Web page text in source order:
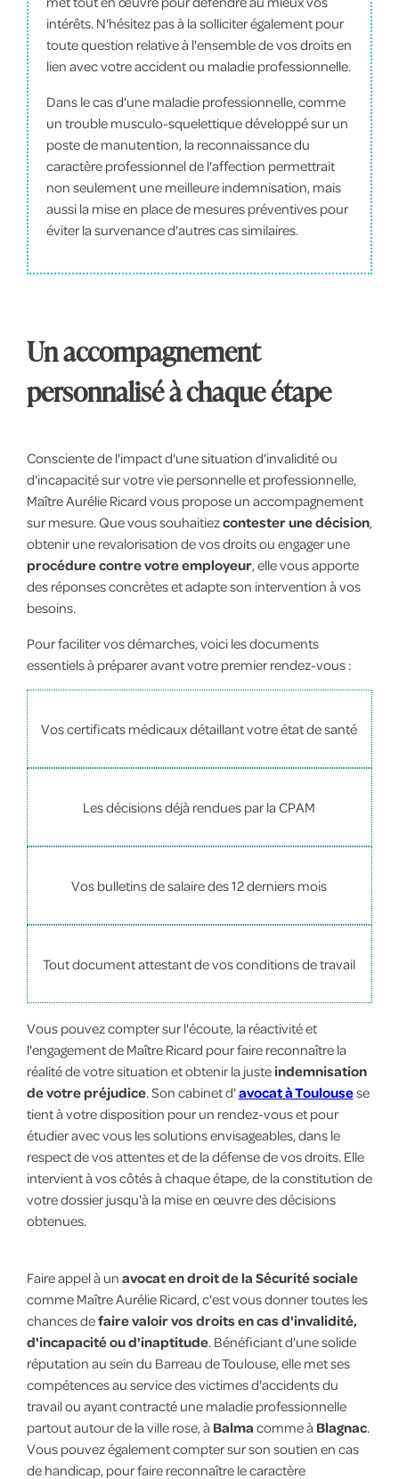
intérêts. N'hésitez pas à la solliciter également pour
toute question relative à l'ensemble de vos droits en
lien avec votre accident ou maladie professionnelle.
Dans le cas d'une maladie professionnelle, comme
un trouble musculo-squelettique développé sur un
poste de manutention, la reconnaissance du
caractère professionnel de l'affection permettrait
non seulement une meilleure indemnisation, mais
aussi la mise en place de mesures préventives pour
éviter la survenance d'autres cas similaires.
Un accompagnement
personnalisé à chaque étape
Consciente de l'impact d'une situation d'invalidité ou
d'incapacité sur votre vie personnelle et professionnelle,
Maître Aurélie Ricard vous propose un accompagnement
sur mesure. Que vous souhaitiezcontester une décision,
obtenir une revalorisation de vos droits ou engager une
procédure contre votre employeur, elle vous apporte
des réponses concrètes et adapte son intervention à vos
besoins.
Pour faciliter vos démarches, voici les documents
essentiels à préparer avant votre premier rendez-vous :
Vos certificats médicaux détaillant votre état de santé
Les décisions déjà rendues par la CPAM
Vos bulletins de salaire des 12 derniers mois
Tout document attestant de vos conditions de travail
Vous pouvez compter sur l'écoute, la réactivité et
l'engagement de Maître Ricard pour faire reconnaître la
réalité de votre situation et obtenir la juste indemnisation
de votre préjudice. Son cabinet d'avocat à Toulousese
tient à votre disposition pour un rendez-vous et pour
étudier avec vous les solutions envisageables, dans le
respect de vos attentes et de la défense de vos droits. Elle
intervient à vos côtés à chaque étape, de la constitution de
votre dossier jusqu'à la mise en œuvre des décisions
obtenues.
Faire appel à un avocat en droit de la Sécurité sociale
comme Maître Aurélie Ricard, c'est vous donner toutes les
chances defaire valoir vos droits en cas d'invalidité,
d'incapacité ou d'inaptitude. Bénéficiant d'une solide
réputation au sein du Barreau de Toulouse, elle met ses
compétences au service des victimes d'accidents du
travail ou ayant contracté une maladie professionnelle
partout autour de la ville rose, à Balma comme à Blagnac.
Vous pouvez également compter sur son soutien en cas
de handicap, pour faire reconnaître le caractère